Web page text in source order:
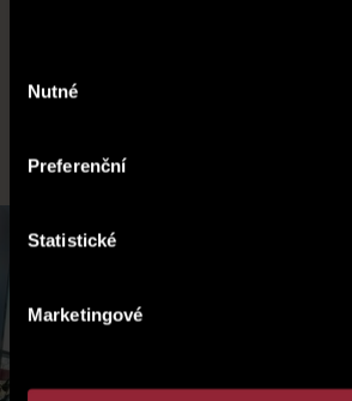
souhlasu
Nutné
Preferenční
Statistické
Marketingové
Prostřednictvím Nadačního fondu
vzdělávání, kultury a sportu, podporuje
prostředí, ve kterém působí. SATPO